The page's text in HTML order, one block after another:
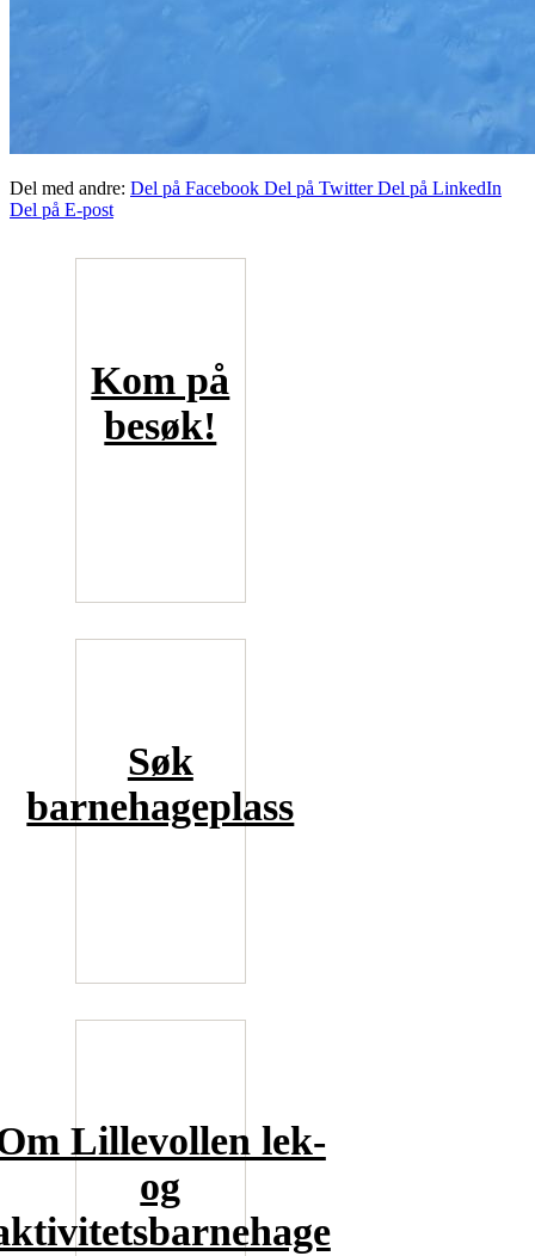
Del med andre: Del på Facebook Del på Twitter Del på LinkedIn
Del på E-post
Kom på
besøk!
Søk
barnehageplass
Lillevollen lek-
og